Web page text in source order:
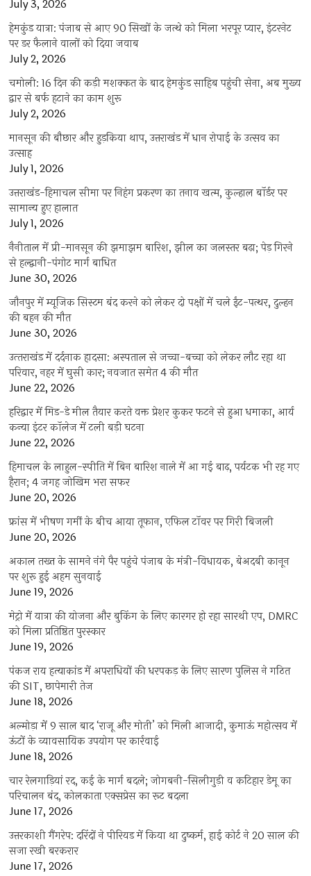
July 3, 2026
हेमकुंड यात्रा: पंजाब से आए 90 सिखों के जत्थे को मिला भरपूर प्यार, इंटरनेट
पर डर फैलाने वालों को दिया जवाब
July 2, 2026
चमोली: 16 दिन की कड़ी मशक्कत के बाद हेमकुंड साहिब पहुंची सेना, अब मुख्य
द्वार से बर्फ हटाने का काम शुरू
July 2, 2026
मानसून की बौछार और हुड़किया थाप, उत्तराखंड में धान रोपाई के उत्सव का
उत्साह
July 1, 2026
उत्तराखंड-हिमाचल सीमा पर निहंग प्रकरण का तनाव खत्म, कुल्हाल बॉर्डर पर
सामान्य हुए हालात
July 1, 2026
नैनीताल में प्री-मानसून की झमाझम बारिश, झील का जलस्तर बढ़ा; पेड़ गिरने
से हल्द्वानी-पंगोट मार्ग बाधित
June 30, 2026
जौनपुर में म्यूजिक सिस्टम बंद करने को लेकर दो पक्षों में चले ईंट-पत्थर, दुल्हन
की बहन की मौत
June 30, 2026
उत्‍तराखंड में दर्दनाक हादसा: अस्पताल से जच्चा-बच्चा को लेकर लौट रहा था
परिवार, नहर में घुसी कार; नवजात समेत 4 की मौत
June 22, 2026
हरिद्वार में मिड-डे मील तैयार करते वक्त प्रेशर कुकर फटने से हुआ धमाका, आर्य
कन्या इंटर कॉलेज में टली बड़ी घटना
June 22, 2026
हिमाचल के लाहुल-स्पीति में बिन बारिश नाले में आ गई बाढ़, पर्यटक भी रह गए
हैरान; 4 जगह जोखिम भरा सफर
June 20, 2026
फ्रांस में भीषण गर्मी के बीच आया तूफान, एफिल टॉवर पर गिरी बिजली
June 20, 2026
अकाल तख्त के सामने नंगे पैर पहुंचे पंजाब के मंत्री-विधायक, बेअदबी कानून
पर शुरू हुई अहम सुनवाई
June 19, 2026
मेट्रो में यात्रा की योजना और बुकिंग के लिए कारगर हो रहा सारथी एप, DMRC
को मिला प्रतिष्ठित पुरस्कार
June 19, 2026
पंकज राय हत्याकांड में अपराधियों की धरपकड़ के लिए सारण पुलिस ने गठित
की SIT, छापेमारी तेज
June 18, 2026
अल्मोड़ा में 9 साल बाद ‘राजू और मोती’ को मिली आजादी, कुमाऊं महोत्सव में
ऊंटों के व्यावसायिक उपयोग पर कार्रवाई
June 18, 2026
चार रेलगाड़ियां रद, कई के मार्ग बदले; जोगबनी-सिलीगुड़ी व कटिहार डेमू का
परिचालन बंद, कोलकाता एक्सप्रेस का रूट बदला
June 17, 2026
उत्तरकाशी गैंगरेप: दरिंदों ने पीरियड में किया था दुष्कर्म, हाई कोर्ट ने 20 साल की
सजा रखी बरकरार
June 17, 2026